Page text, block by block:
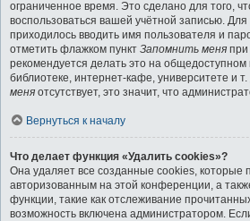
ограниченное время. Это сделано для того,
воспользоваться вашей учётной записью. Для
приходилось вводить имя пользователя и
отметить флажком пункт Запомнить меня
рекомендуется делать это на
библиотеке, интернет-кафе, университете и т.
меня отсутствует, это значит, что
Вернуться к началу
Что делает функция «Удалить cookies»?
Она удаляет все созданные cookies, которые
авторизованным на этой конференции, а
функции, такие как отслеживание
возможность включена администратором.